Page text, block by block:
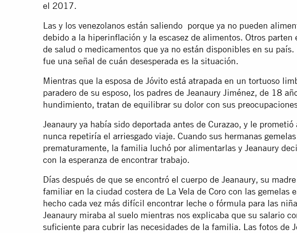
el 2017.
Las y los venezolanos están saliendo porque ya no pueden
debido a la hiperinflación y la escasez de alimentos. Otros parten
de salud o medicamentos que ya no están disponibles en su
fue una señal de cuán desesperada es la situación.
Mientras que la esposa de Jóvito está atrapada en un tortuoso
paradero de su esposo, los padres de Jeanaury Jiménez, de 18
hundimiento, tratan de equilibrar su dolor con sus
Jeanaury ya había sido deportada antes de Curazao, y le prometió
nunca repetiría el arriesgado viaje. Cuando sus hermanas
prematuramente, la familia luchó por alimentarlas y Jeanaury
con la esperanza de encontrar trabajo.
Días después de que se encontró el cuerpo de Jeanaury, su
familiar en la ciudad costera de La Vela de Coro con las gemelas
hecho cada vez más difícil encontrar leche o fórmula para las
Jeanaury miraba al suelo mientras nos explicaba que su salario
suficiente para cubrir las necesidades de la familia. Las fotos de